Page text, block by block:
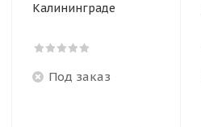
Калининграде
Под заказ